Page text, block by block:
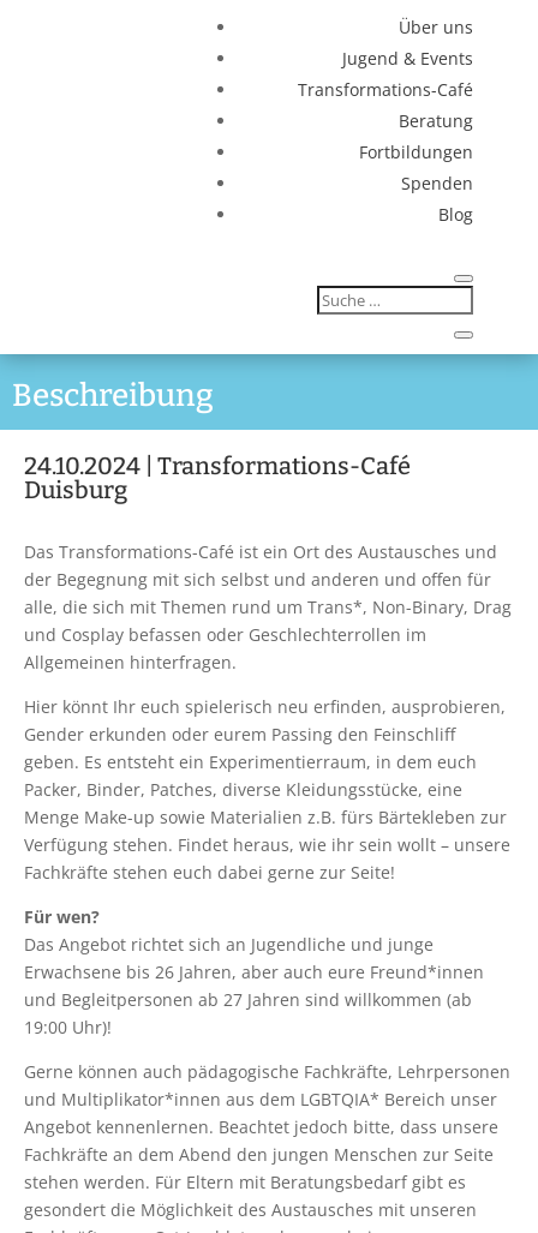
Über uns
Jugend & Events
Transformations-Café
Beratung
Fortbildungen
Spenden
Blog
Beschreibung
24.10.2024 | Transformations-Café
Duisburg
Das Transformations-Café ist ein Ort des Austausches und
der Begegnung mit sich selbst und anderen und offen für
alle, die sich mit Themen rund um Trans*, Non-Binary, Drag
und Cosplay befassen oder Geschlechterrollen im
Allgemeinen hinterfragen.
Hier könnt Ihr euch spielerisch neu erfinden, ausprobieren,
Gender erkunden oder eurem Passing den Feinschliff
geben. Es entsteht ein Experimentierraum, in dem euch
Packer, Binder, Patches, diverse Kleidungsstücke, eine
Menge Make-up sowie Materialien z.B. fürs Bärtekleben zur
Verfügung stehen. Findet heraus, wie ihr sein wollt – unsere
Fachkräfte stehen euch dabei gerne zur Seite!
Für wen?
Das Angebot richtet sich an Jugendliche und junge
Erwachsene bis 26 Jahren, aber auch eure Freund*innen
und Begleitpersonen ab 27 Jahren sind willkommen (ab
19:00 Uhr)!
Gerne können auch pädagogische Fachkräfte, Lehrpersonen
und Multiplikator*innen aus dem LGBTQIA* Bereich unser
Angebot kennenlernen. Beachtet jedoch bitte, dass unsere
Fachkräfte an dem Abend den jungen Menschen zur Seite
stehen werden. Für Eltern mit Beratungsbedarf gibt es
gesondert die Möglichkeit des Austausches mit unseren